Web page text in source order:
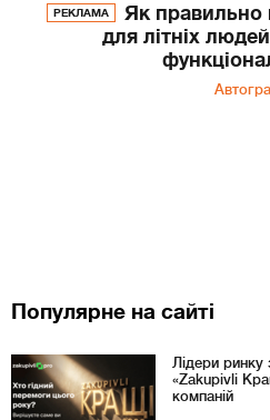
РЕКЛАМА
Як правильно
для літніх
Популярне на сайті
Лідери ринку
«Zakupivli
компаній